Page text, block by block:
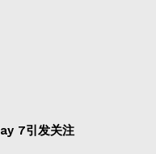
7引发关注